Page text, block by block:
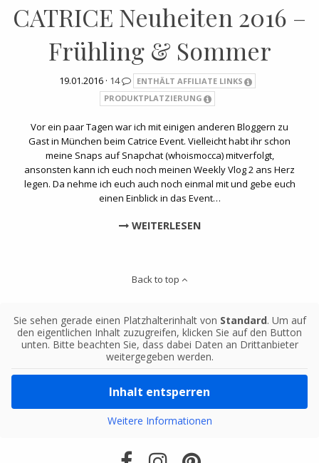
CATRICE Neuheiten 2016 –
Frühling & Sommer
19.01.2016 · 14
ENTHÄLT AFFILIATE LINKS
PRODUKTPLATZIERUNG
Vor ein paar Tagen war ich mit einigen anderen Bloggern zu
Gast in München beim Catrice Event. Vielleicht habt ihr schon
meine Snaps auf Snapchat (whoismocca) mitverfolgt,
ansonsten kann ich euch noch meinen Weekly Vlog 2 ans Herz
legen. Da nehme ich euch auch noch einmal mit und gebe euch
einen Einblick in das Event…
WEITERLESEN
Back to top
Sie sehen gerade einen Platzhalterinhalt von Standard. Um auf
den eigentlichen Inhalt zuzugreifen, klicken Sie auf den Button
unten. Bitte beachten Sie, dass dabei Daten an Drittanbieter
weitergegeben werden.
Inhalt entsperren
Weitere Informationen